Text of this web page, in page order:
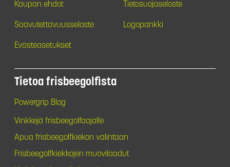
Kaupan ehdot Tietosuojaseloste
Saavutettavuusseloste Logopankki
Evästeasetukset
Tietoa frisbeegolfista
Powergrip Blog
Vinkkejä frisbeegolfaajalle
Apua frisbeegolfkiekon valintaan
Frisbeegolfkiekkojen muovilaadut